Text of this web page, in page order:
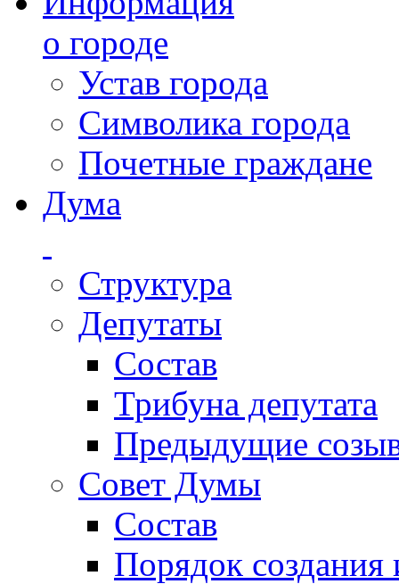
о городе
Устав города
Символика города
Почетные граждане
Дума
Структура
Депутаты
Состав
Трибуна депутата
Предыдущие
Совет Думы
Состав
Порядок создания